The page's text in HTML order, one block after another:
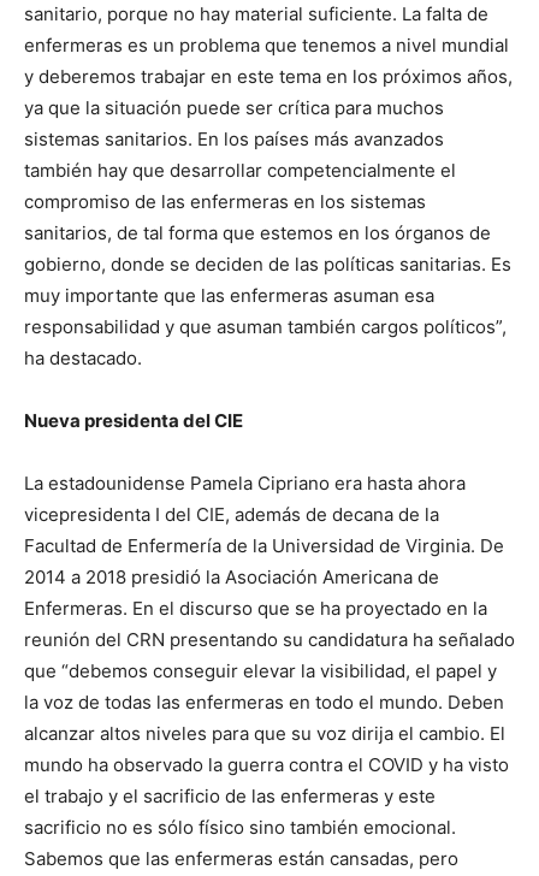
sanitario, porque no hay material suficiente. La falta de
enfermeras es un problema que tenemos a nivel mundial
y deberemos trabajar en este tema en los próximos años,
ya que la situación puede ser crítica para muchos
sistemas sanitarios. En los países más avanzados
también hay que desarrollar competencialmente el
compromiso de las enfermeras en los sistemas
sanitarios, de tal forma que estemos en los órganos de
gobierno, donde se deciden de las políticas sanitarias. Es
muy importante que las enfermeras asuman esa
responsabilidad y que asuman también cargos políticos”,
ha destacado.
Nueva presidenta del CIE
La estadounidense Pamela Cipriano era hasta ahora
vicepresidenta I del CIE, además de decana de la
Facultad de Enfermería de la Universidad de Virginia. De
2014 a 2018 presidió la Asociación Americana de
Enfermeras. En el discurso que se ha proyectado en la
reunión del CRN presentando su candidatura ha señalado
que “debemos conseguir elevar la visibilidad, el papel y
la voz de todas las enfermeras en todo el mundo. Deben
alcanzar altos niveles para que su voz dirija el cambio. El
mundo ha observado la guerra contra el COVID y ha visto
el trabajo y el sacrificio de las enfermeras y este
sacrificio no es sólo físico sino también emocional.
Sabemos que las enfermeras están cansadas, pero